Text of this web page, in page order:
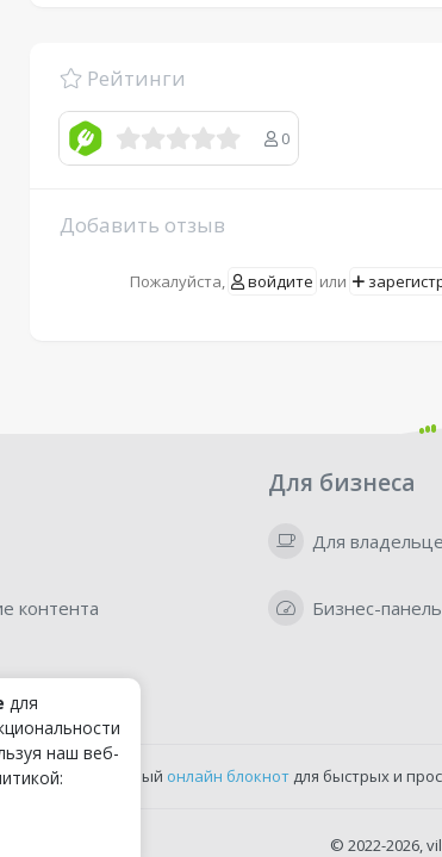
Рейтинги
0
Добавить отзыв
Пожалуйста, войдите или
контента
Для бизнеса
Для
Бизнес-панель
Удобный онлайн блокнотдля быстрых и
© 2022-2026,
для
наш веб-